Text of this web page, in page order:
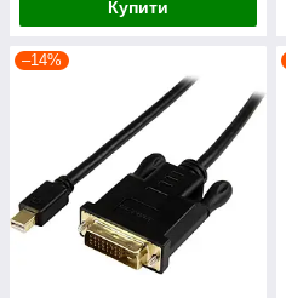
Купити
–14%